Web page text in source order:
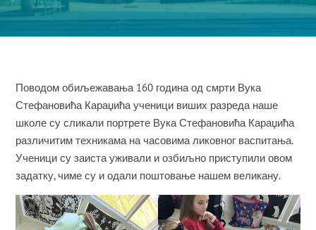
Поводом обиљежавања 160 година од смрти Вука
Стефановића Караџића ученици виших разреда наше
школе су сликали портрете Вука Стефановића Караџића
различитим техникама на часовима ликовног васпитања.
Ученици су заиста уживали и озбиљно приступили овом
задатку, чиме су и одали поштовање нашем великану.